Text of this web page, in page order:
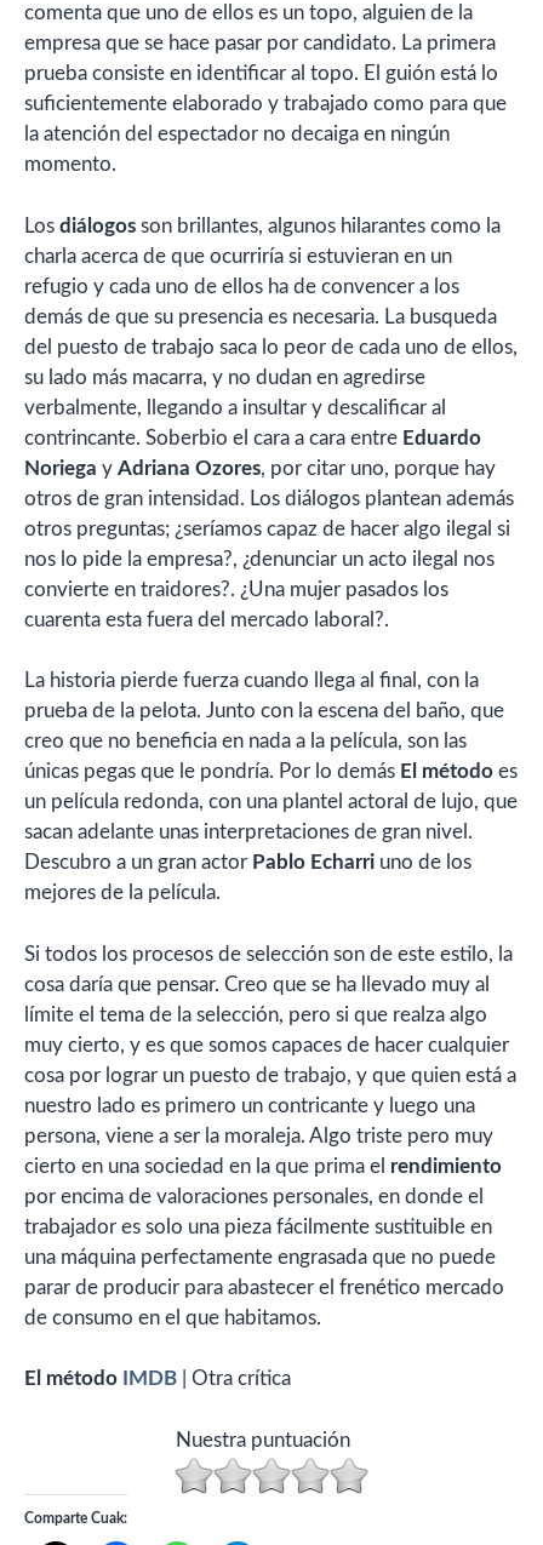
comenta que uno de ellos es un topo, alguien de la
empresa que se hace pasar por candidato. La primera
prueba consiste en identificar al topo. El guión está lo
suficientemente elaborado y trabajado como para que
la atención del espectador no decaiga en ningún
momento.
Los diálogos son brillantes, algunos hilarantes como la
charla acerca de que ocurriría si estuvieran en un
refugio y cada uno de ellos ha de convencer a los
demás de que su presencia es necesaria. La busqueda
del puesto de trabajo saca lo peor de cada uno de ellos,
su lado más macarra, y no dudan en agredirse
verbalmente, llegando a insultar y descalificar al
contrincante. Soberbio el cara a cara entre Eduardo
Noriega y Adriana Ozores, por citar uno, porque hay
otros de gran intensidad. Los diálogos plantean además
otros preguntas; ¿seríamos capaz de hacer algo ilegal si
nos lo pide la empresa?, ¿denunciar un acto ilegal nos
convierte en traidores?. ¿Una mujer pasados los
cuarenta esta fuera del mercado laboral?.
La historia pierde fuerza cuando llega al final, con la
prueba de la pelota. Junto con la escena del baño, que
creo que no beneficia en nada a la película, son las
únicas pegas que le pondría. Por lo demás El método es
un película redonda, con una plantel actoral de lujo, que
sacan adelante unas interpretaciones de gran nivel.
Descubro a un gran actor Pablo Echarri uno de los
mejores de la película.
Si todos los procesos de selección son de este estilo, la
cosa daría que pensar. Creo que se ha llevado muy al
límite el tema de la selección, pero si que realza algo
muy cierto, y es que somos capaces de hacer cualquier
cosa por lograr un puesto de trabajo, y que quien está a
nuestro lado es primero un contricante y luego una
persona, viene a ser la moraleja. Algo triste pero muy
cierto en una sociedad en la que prima el rendimiento
por encima de valoraciones personales, en donde el
trabajador es solo una pieza fácilmente sustituible en
una máquina perfectamente engrasada que no puede
parar de producir para abastecer el frenético mercado
de consumo en el que habitamos.
El método IMDB | Otra crítica
Nuestra puntuación
Comparte Cuak: